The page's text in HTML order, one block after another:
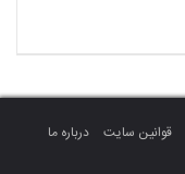
قوانین سایت
درباره ما